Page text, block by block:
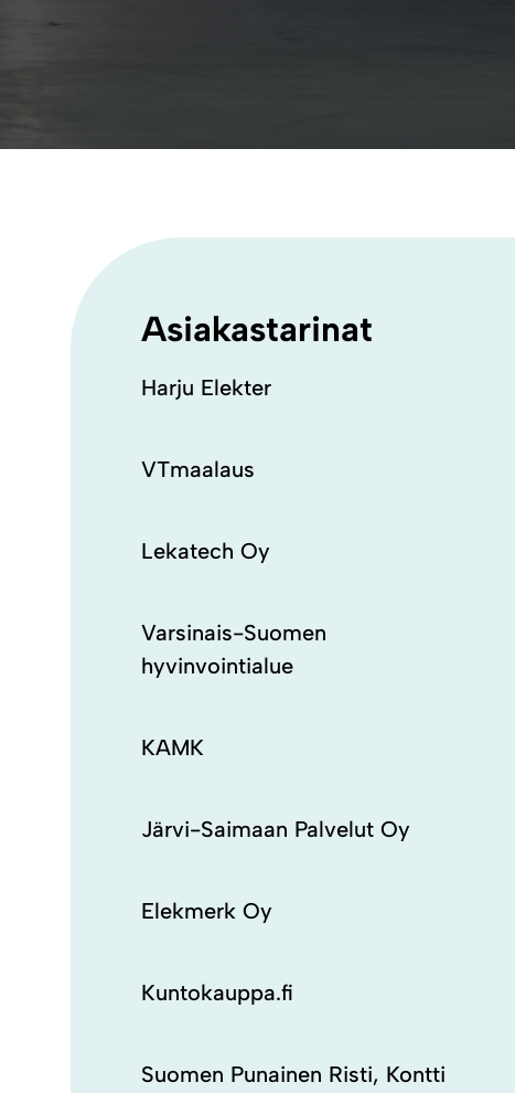
Asiakastarinat
Harju Elekter
VTmaalaus
Lekatech Oy
Varsinais-Suomen
hyvinvointialue
KAMK
Järvi-Saimaan Palvelut Oy
Elekmerk Oy
Kuntokauppa.fi
Suomen Punainen Risti, Kontti